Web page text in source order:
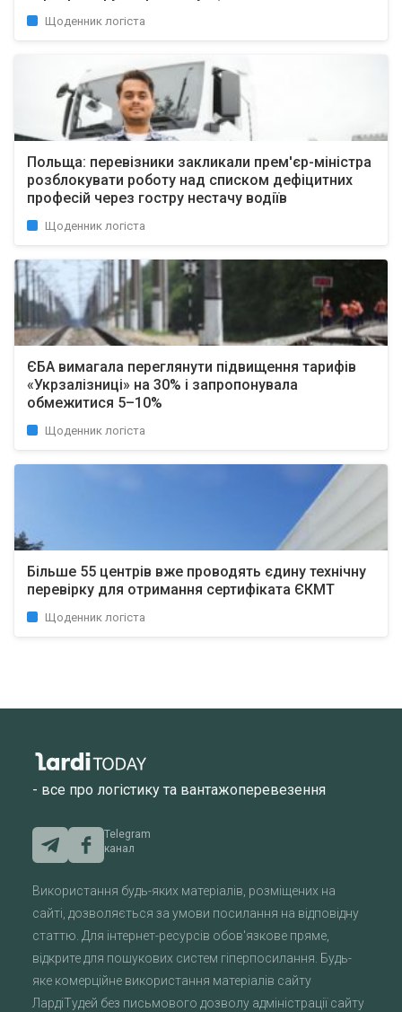
Щоденник логіста
Польща: перевізники закликали прем'єр-міністра
розблокувати роботу над списком дефіцитних
професій через гостру нестачу водіїв
Щоденник логіста
ЄБА вимагала переглянути підвищення тарифів
«Укрзалізниці» на 30% і запропонувала
обмежитися 5–10%
Щоденник логіста
Більше 55 центрів вже проводять єдину технічну
перевірку для отримання сертифіката ЄКМТ
Щоденник логіста
- все про логістику та вантажоперевезення
Telegram
канал
Використання будь-яких матеріалів, розміщених на
сайті, дозволяється за умови посилання на відповідну
статтю. Для інтернет-ресурсів обов'язкове пряме,
відкрите для пошукових систем гіперпосилання. Будь-
яке комерційне використання матеріалів сайту
ЛардіТудей без письмового дозволу адміністрації сайту